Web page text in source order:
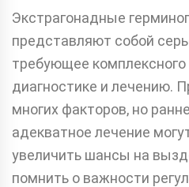
Экстрагонадные
представляют собой
требующее комплексного
диагностике и лечению.
многих факторов, но
адекватное лечение
увеличить шансы на
помнить о важности